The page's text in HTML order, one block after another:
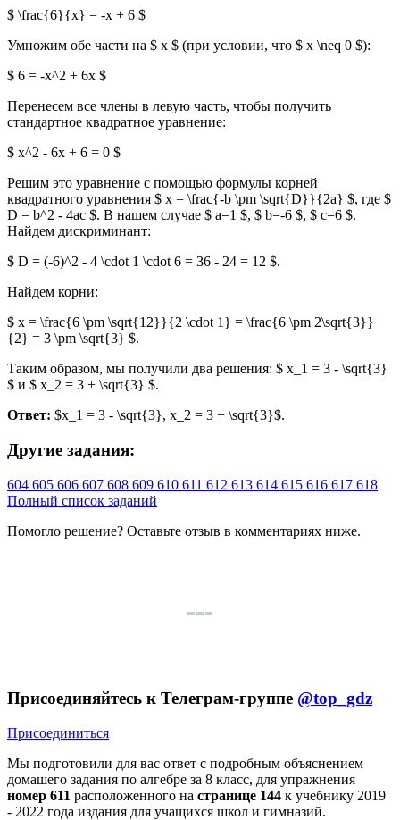
$ \frac{6}{x} = -x + 6 $
Умножим обе части на $ x $ (при условии, что $ x \neq 0 $):
$ 6 = -x^2 + 6x $
Перенесем все члены в левую часть, чтобы получить
стандартное квадратное уравнение:
$ x^2 - 6x + 6 = 0 $
Решим это уравнение с помощью формулы корней
квадратного уравнения $ x = \frac{-b \pm \sqrt{D}}{2a} $, где $
D = b^2 - 4ac $. В нашем случае $ a=1 $, $ b=-6 $, $ c=6 $.
Найдем дискриминант:
$ D = (-6)^2 - 4 \cdot 1 \cdot 6 = 36 - 24 = 12 $.
Найдем корни:
$ x = \frac{6 \pm \sqrt{12}}{2 \cdot 1} = \frac{6 \pm 2\sqrt{3}}
{2} = 3 \pm \sqrt{3} $.
Таким образом, мы получили два решения: $ x_1 = 3 - \sqrt{3}
$ и $ x_2 = 3 + \sqrt{3} $.
Ответ: $x_1 = 3 - \sqrt{3}, x_2 = 3 + \sqrt{3}$.
Другие задания:
604 605 606 607 608 609 610 611 612 613 614 615 616 617 618
Полный список заданий
Помогло решение? Оставьте отзыв в комментариях ниже.
Присоединяйтесь к Телеграм-группе @top_gdz
Присоединиться
Мы подготовили для вас ответ c подробным объяснением
домашего задания по алгебре за 8 класс, для упражнения
номер 611 расположенного на странице 144 к учебнику 2019
- 2022 года издания для учащихся школ и гимназий.